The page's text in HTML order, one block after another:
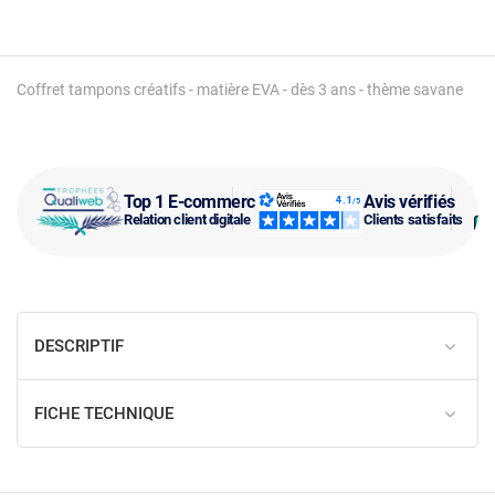
Top 1 E-commerce
Relation client digitale
Avis vérifiés
Clients satisfaits
Coffret tampons créatifs - matière EVA - dès 3 ans - thème savane
DESCRIPTIF
FICHE TECHNIQUE